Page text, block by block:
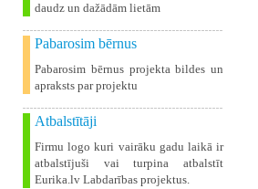
daudz un dažādām lietām
Pabarosim bērnus
Pabarosim bērnus projekta bildes un
apraksts par projektu
Atbalstītāji
Firmu logo kuri vairāku gadu laikā ir
atbalstījuši vai turpina atbalstīt
Eurika.lv Labdarības projektus.